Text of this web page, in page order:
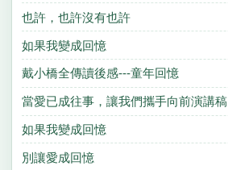
也許，也許沒有也許
如果我變成回憶
戴小橋全傳讀後感---童年回憶
當愛已成往事，讓我們攜手向前演講稿
如果我變成回憶
別讓愛成回憶